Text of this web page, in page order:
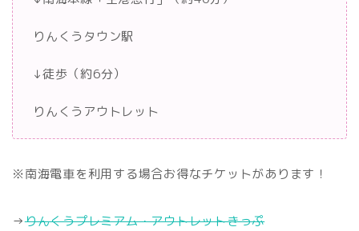
りんくうタウン駅
↓徒歩（約6分）
りんくうアウトレット
※南海電車を利用する場合お得なチケットがあります！
→りんくうプレミアム・アウトレットきっぷ